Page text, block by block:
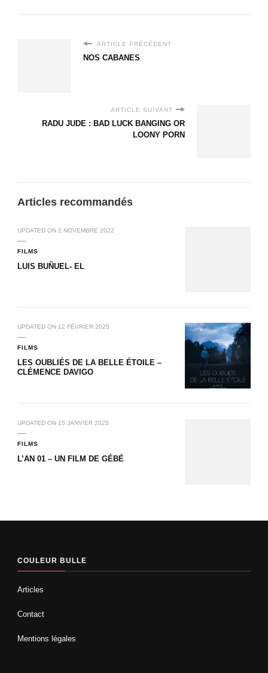
ARTICLE PRÉCÉDENT
NOS CABANES
ARTICLE SUIVANT
RADU JUDE : BAD LUCK BANGING OR
LOONY PORN
Articles recommandés
UPDATED ON 2 NOVEMBRE 2022
FILMS
LUIS BUÑUEL- EL
UPDATED ON 12 FÉVRIER 2025
FILMS
LES OUBLIÉS DE LA BELLE ÉTOILE –
CLÉMENCE DAVIGO
UPDATED ON 15 JANVIER 2025
FILMS
L’AN 01 – UN FILM DE GÉBÉ
COULEUR BULLE
Articles
Contact
Mentions légales